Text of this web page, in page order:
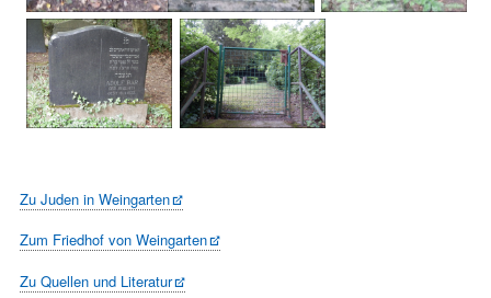
Zu Juden in Weingarten
Zum Friedhof von Weingarten
Zu Quellen und Literatur